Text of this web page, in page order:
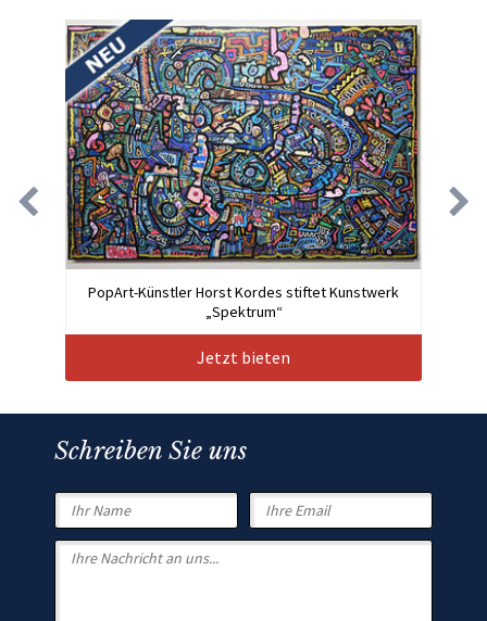
PopArt-Künstler Horst Kordes stiftet Kunstwerk
„Spektrum“
Jetzt bieten
Schreiben Sie uns